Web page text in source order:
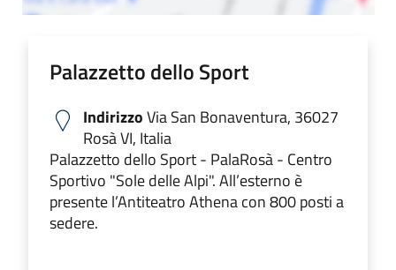
Palazzetto dello Sport
IndirizzoVia San Bonaventura, 36027
Rosà VI, Italia
Palazzetto dello Sport - PalaRosà - Centro
Sportivo "Sole delle Alpi". All’esterno è
presente l’Antiteatro Athena con 800 posti a
sedere.